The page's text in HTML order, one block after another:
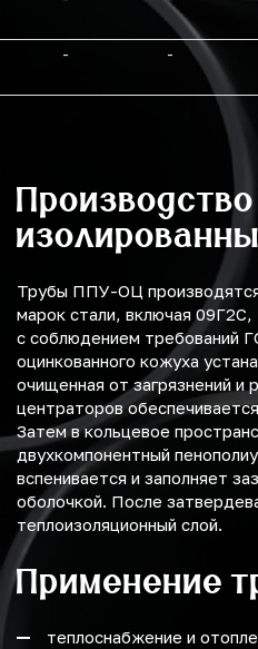
- -
Производство
Трубы ППУ-ОЦ
марок стали, включая
с соблюдением требований
оцинкованного кожуха
очищенная от загрязнений
центраторов
Затем в кольцевое
двухкомпонентный
вспенивается и заполняет
оболочкой. После
теплоизоляционный слой.
Применение
теплоснабжение и